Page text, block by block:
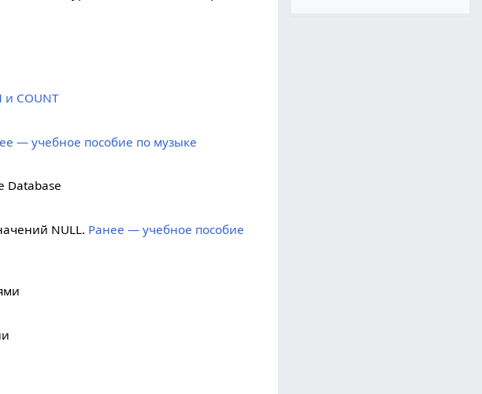
COUNT
— учебное пособие по музыке
Database
NULL. Ранее — учебное пособие